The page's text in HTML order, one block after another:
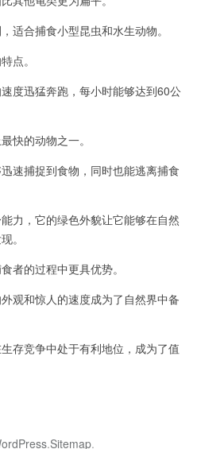
合捕食小型昆虫和水生动物。
点。
迅猛奔跑，每小时能够达到60公
的动物之一。
捕捉到食物，同时也能逃离捕食
，它的绿色外貌让它能够在自然
。
的过程中更具优势。
和惊人的速度成为了自然界中备
竞争中处于有利地位，成为了值
.Sitemap.